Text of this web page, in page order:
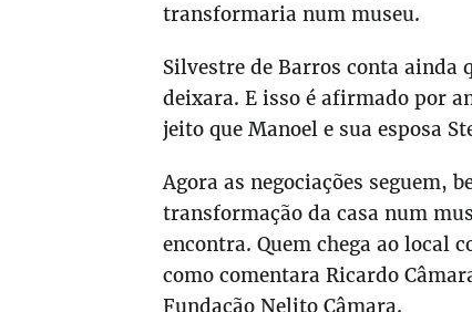
transformaria num museu.
Silvestre de Barros conta ainda
deixara. E isso é afirmado por
jeito que Manoel e sua esposa
Agora as negociações seguem,
transformação da casa num
encontra. Quem chega ao local
como comentara Ricardo
Fundação Nelito Câmara.